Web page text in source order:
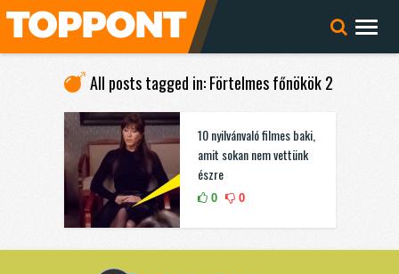
All posts tagged in: Förtelmes főnökök 2
10 nyilvánvaló filmes baki,
amit sokan nem vettünk
észre
0 0